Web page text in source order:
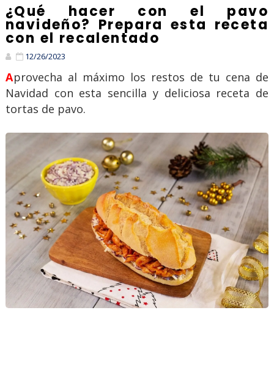
¿Qué hacer con el pavo
navideño? Prepara esta receta
con el recalentado
12/26/2023
Aprovecha al máximo los restos de tu cena de
Navidad con esta sencilla y deliciosa receta de
tortas de pavo.